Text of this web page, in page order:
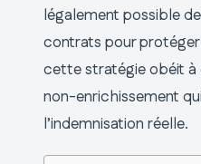
légalement possible
contrats pour protéger
cette stratégie obéit
non-enrichissement
l’indemnisation réelle.